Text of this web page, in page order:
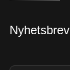
Nyhetsbrev